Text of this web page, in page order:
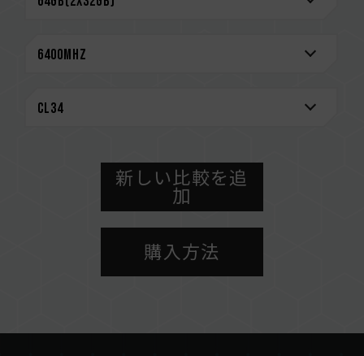
高品質ICを厳選 特許取得の検証技術
ネージメント・チップ搭載
永久保証
互換性のあるプラットフォームの詳細情報は、
」ページにてご確認ください。
メモリを購入する前に、マザーボードメーカーの
QVL（互換性リスト）をご参照ください。
メモリの最大動作周波数は、システムのBIOS設
ーを混在させないでください。各セットのメモリ
新しい比較を追
加
購入方法